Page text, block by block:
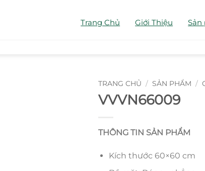
Trang Chủ Giới Thiệu Sản
TRANG CHỦ / SẢN PHẨM /
VVVN66009
THÔNG TIN SẢN PHẨM
Kích thước 60×60 cm